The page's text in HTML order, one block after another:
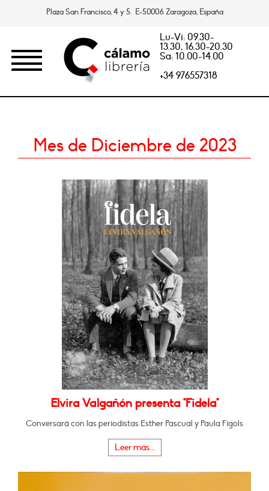
Plaza San Francisco, 4 y 5. E-50006 Zaragoza, España
Lu-Vi: 09.30-
13.30, 16.30-20.30
Sa: 10.00-14.00
+34 976557318
Mes de Diciembre de 2023
Elvira Valgañón presenta "Fidela"
Conversará con las periodistas Esther Pascual y Paula Figols
Leer más...